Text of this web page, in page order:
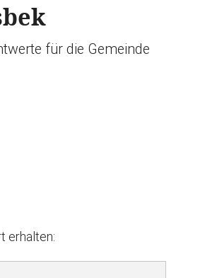
für die Gemeinde
erhalten: